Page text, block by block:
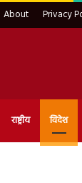
About Privacy
राष्ट्रीय विदेश